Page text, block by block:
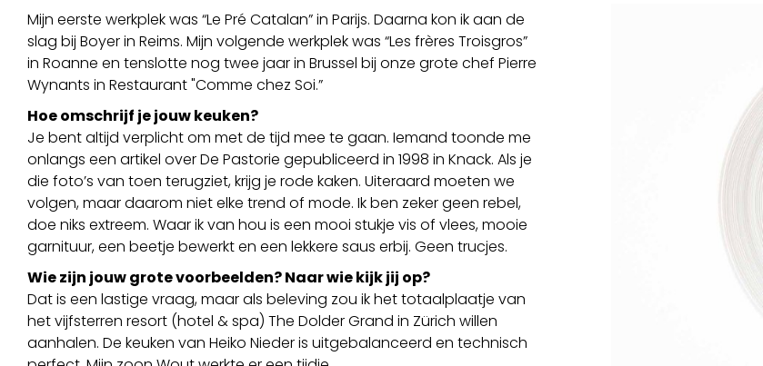
Mijn eerste werkplek was “Le Pré Catalan” in Parijs. Daarna kon ik aan de
slag bij Boyer in Reims. Mijn volgende werkplek was “Les frères Troisgros”
in Roanne en tenslotte nog twee jaar in Brussel bij onze grote chef Pierre
Wynants in Restaurant "Comme chez Soi.”
Hoe omschrijf je jouw keuken?
Je bent altijd verplicht om met de tijd mee te gaan. Iemand toonde me
onlangs een artikel over De Pastorie gepubliceerd in 1998 in Knack. Als je
die foto’s van toen terugziet, krijg je rode kaken. Uiteraard moeten we
volgen, maar daarom niet elke trend of mode. Ik ben zeker geen rebel,
doe niks extreem. Waar ik van hou is een mooi stukje vis of vlees, mooie
garnituur, een beetje bewerkt en een lekkere saus erbij. Geen trucjes.
Wie zijn jouw grote voorbeelden? Naar wie kijk jij op?
Dat is een lastige vraag, maar als beleving zou ik het totaalplaatje van
het vijfsterren resort (hotel & spa) The Dolder Grand in Zürich willen
aanhalen. De keuken van Heiko Nieder is uitgebalanceerd en technisch